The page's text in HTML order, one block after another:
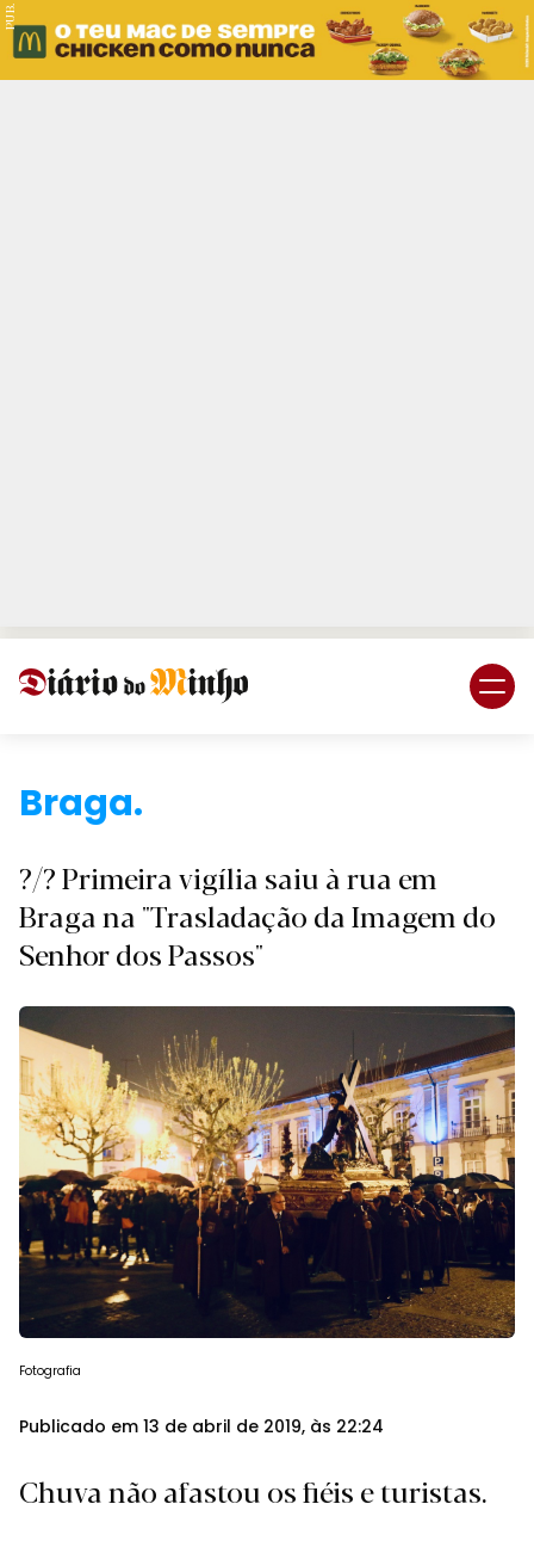
PUB.
Braga
?/? Primeira vigília saiu à rua em
Braga na "Trasladação da Imagem do
Senhor dos Passos"
Fotografia
Publicado em 13 de abril de 2019, às 22:24
Chuva não afastou os fiéis e turistas.